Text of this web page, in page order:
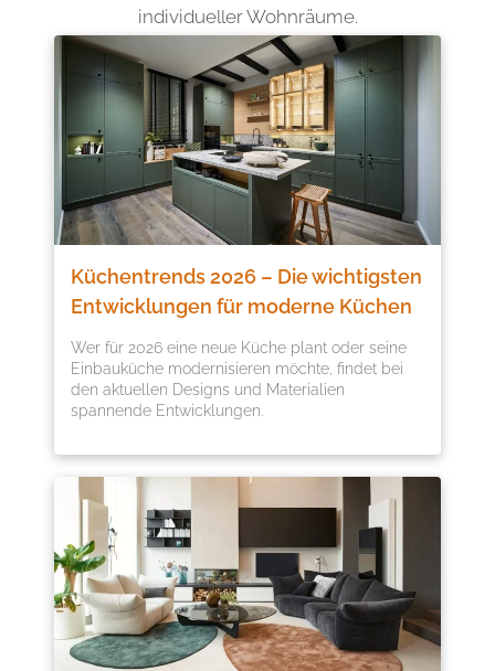
individueller Wohnräume.
Küchentrends 2026 – Die wichtigsten
Entwicklungen für moderne Küchen
Wer für 2026 eine neue Küche plant oder seine
Einbauküche modernisieren möchte, findet bei
den aktuellen Designs und Materialien
spannende Entwicklungen.